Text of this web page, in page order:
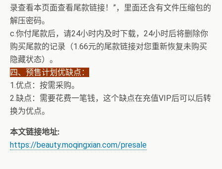
录查看本页面查看尾款链接！”，里面还含有文件压缩包的
解压密码。
c.你付尾款后，请24小时内及时下载，24小时后将删除你
购买尾款的记录（1.66元的尾款链接对您重新恢复未购买
隐藏状态）。
四、预售计划优缺点：
1.优点：按需采购。
2.缺点：需要花费一笔钱，这个缺点在充值VIP后可以后转
换为优点。
本文链接地址:
https://beauty.moqingxian.com/presale